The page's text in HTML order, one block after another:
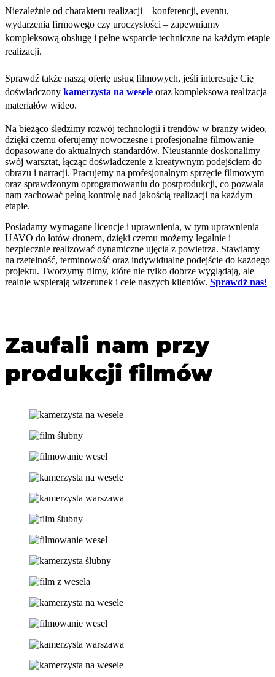
Niezależnie od charakteru realizacji – konferencji, eventu,
wydarzenia firmowego czy uroczystości – zapewniamy
kompleksową obsługę i pełne wsparcie techniczne na każdym etapie
realizacji.
Sprawdź także naszą ofertę usług filmowych, jeśli interesuje Cię
doświadczony kamerzysta na wesele oraz kompleksowa realizacja
materiałów wideo.
Na bieżąco śledzimy rozwój technologii i trendów w branży wideo,
dzięki czemu oferujemy nowoczesne i profesjonalne filmowanie
dopasowane do aktualnych standardów. Nieustannie doskonalimy
swój warsztat, łącząc doświadczenie z kreatywnym podejściem do
obrazu i narracji. Pracujemy na profesjonalnym sprzęcie filmowym
oraz sprawdzonym oprogramowaniu do postprodukcji, co pozwala
nam zachować pełną kontrolę nad jakością realizacji na każdym
etapie.
Posiadamy wymagane licencje i uprawnienia, w tym uprawnienia
UAVO do lotów dronem, dzięki czemu możemy legalnie i
bezpiecznie realizować dynamiczne ujęcia z powietrza. Stawiamy
na rzetelność, terminowość oraz indywidualne podejście do każdego
projektu. Tworzymy filmy, które nie tylko dobrze wyglądają, ale
realnie wspierają wizerunek i cele naszych klientów. Sprawdź nas!
Zaufali nam przy
produkcji filmów